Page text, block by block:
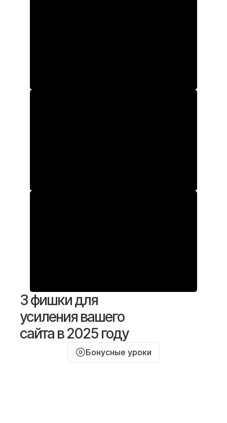
3 фишки для
усиления вашего
сайта в 2025 году
Бонусные уроки